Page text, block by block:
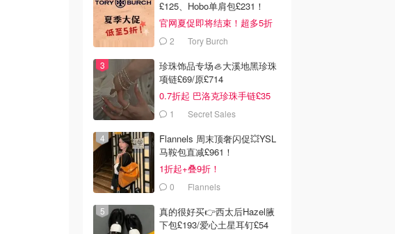
£125、Hobo单肩包£231！
官网夏促即将结束！超多5折
2 Tory Burch
珍珠饰品专场🦪大溪地黑珍珠
项链£69/原£714
0.7折起 巴洛克珍珠手链£35
1 Secret Sales
Flannels 周末顶奢闪促💥YSL
马鞍包直减£961！
1折起+叠9折！
0 Flannels
真的很好买👉西太后Hazel腋
下包£193/爱心土星耳钉£54